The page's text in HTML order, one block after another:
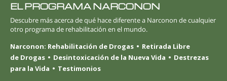
EL PROGRAMA NARCONON
Descubre más acerca de qué hace diferente a Narconon de cualquier
otro programa de rehabilitación en el mundo.
Narconon: Rehabilitación de Drogas
Retirada Libre
de Drogas
Desintoxicación de la Nueva Vida
Destrezas
para la Vida
Testimonios